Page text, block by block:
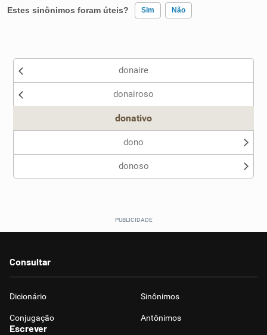
Estes sinônimos foram úteis? Sim Não
Nenhum dos sinônimos apresentados me ajudou
donaire
donairoso
donativo
dono
donoso
Consultar
Dicionário Sinônimos
Conjugação Antônimos
Escrever